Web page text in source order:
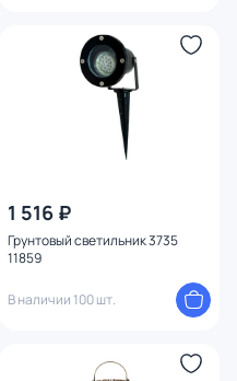
1 516 ₽
Грунтовый светильник 3735
11859
В наличии 100 шт.